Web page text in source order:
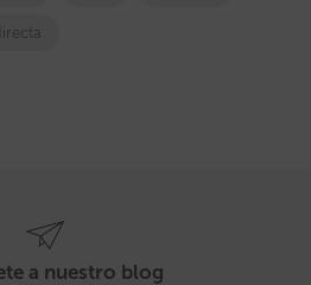
a nuestro blog